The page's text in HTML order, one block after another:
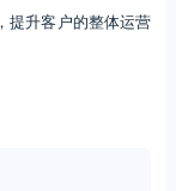
提升客户的整体运营